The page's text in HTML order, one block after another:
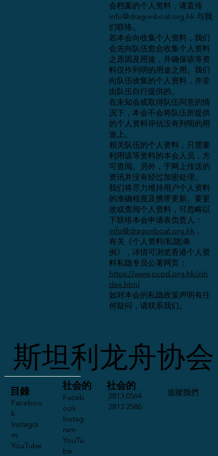
会档案的个人资料，请直传
info@dragonboat.org.hk 与我
们联络。
若本会向收集个人资料，我们
会先向队伍愈合收集个人资料
之原因及用途，并确保该等资
料仅作列明的用途之用。我们
向队伍收集的个人资料，并非
由队伍自行提供的。
在未知会或取得队伍同意的情
况下，本会不会将队伍所提供
的个人资料评估没有列明的用
途上。
相关队伍的个人资料，只需要
利用该等资料的本会人员，方
可查阅。另外，于网上传送的
资讯并没有经过加密处理。
我们将尽力维持用户个人资料
的准确程度及携带更新。要更
改或查阅个人资料，可忽略以
下联络本会申请表负责人：
info@dragonboat.org.hk 。
有关《个人资料(私隐)条
例》，详情可浏览香港个人资
料私隐专员公署网页：
https://www.pcpd.org.hk/cin
dex.html
如对本会的私隐政策声明有任
何疑问，请联系我们。
社会的
2813 0564
2813 2586
社会的
Faceb
ook
Instag
ram
YouTu
be
​目錄
Faceboo
k
Instagra
m
YouTube
斯坦利龙舟协会
​追蹤我們